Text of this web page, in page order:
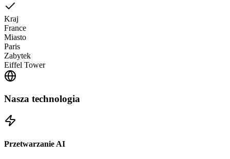
Kraj
France
Miasto
Paris
Zabytek
Eiffel Tower
Nasza technologia
Przetwarzanie AI